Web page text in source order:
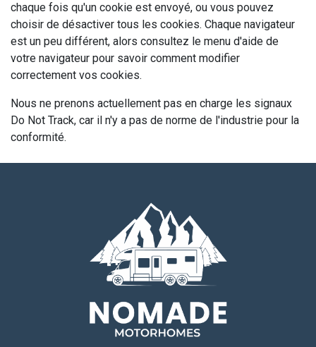
chaque fois qu'un cookie est envoyé, ou vous pouvez
choisir de désactiver tous les cookies. Chaque navigateur
est un peu différent, alors consultez le menu d'aide de
votre navigateur pour savoir comment modifier
correctement vos cookies.
Nous ne prenons actuellement pas en charge les signaux
Do Not Track, car il n'y a pas de norme de l'industrie pour la
conformité.